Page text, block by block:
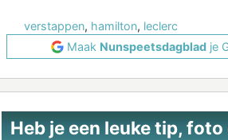
verstappen, hamilton, leclerc
Maak Nunspeetsdagbladje
Heb je een leuke tip,